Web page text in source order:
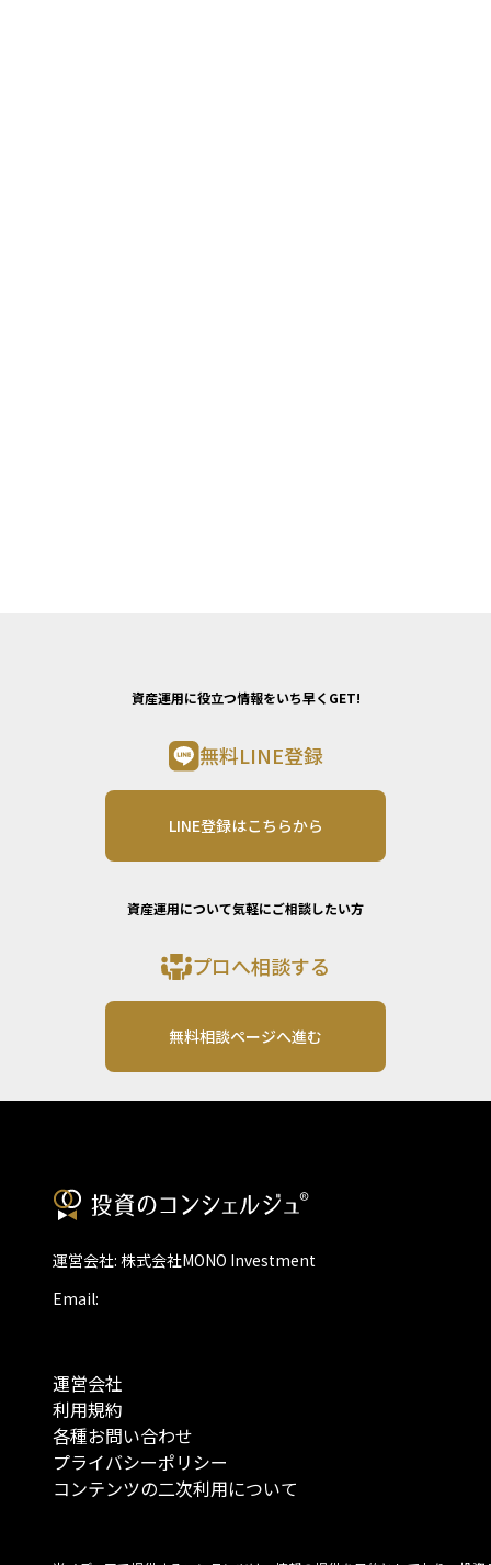
資産運用に役立つ情報をいち早くGET!
無料LINE登録
LINE登録はこちらから
資産運用について気軽にご相談したい方
プロへ相談する
無料相談ページへ進む
運営会社: 株式会社MONO Investment
Email:
運営会社
利用規約
各種お問い合わせ
プライバシーポリシー
コンテンツの二次利用について